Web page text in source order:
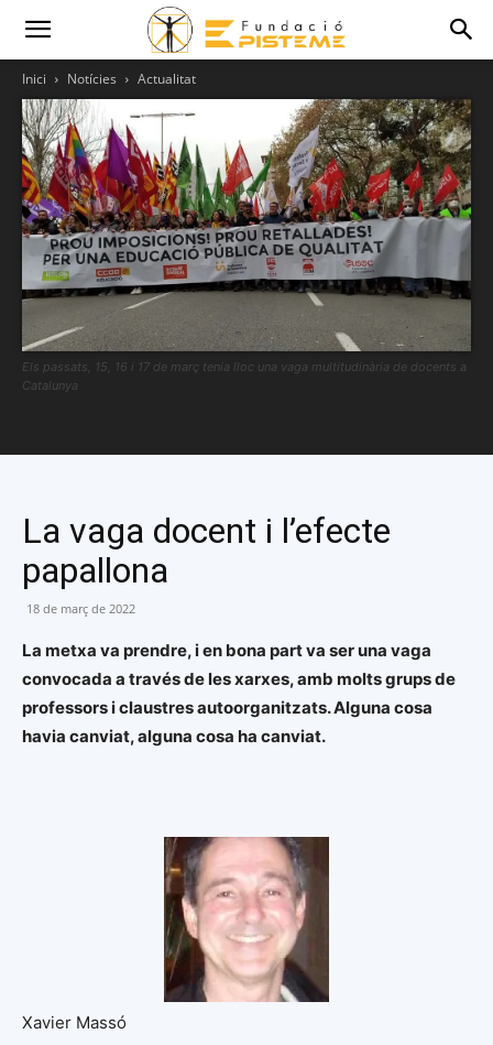
Inici Notícies Actualitat
Els passats, 15, 16 i 17 de març tenia lloc una vaga multitudinària de docents a
Catalunya
La vaga docent i l’efecte
papallona
18 de març de 2022
La metxa va prendre, i en bona part va ser una vaga
convocada a través de les xarxes, amb molts grups de
professors i claustres autoorganitzats. Alguna cosa
havia canviat, alguna cosa ha canviat.
Xavier Massó